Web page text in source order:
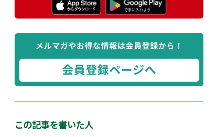
この記事を書いた人